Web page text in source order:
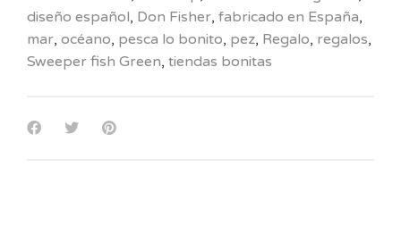
diseño español, Don Fisher, fabricado en España,
mar, océano, pesca lo bonito, pez, Regalo, regalos,
Sweeper fish Green, tiendas bonitas